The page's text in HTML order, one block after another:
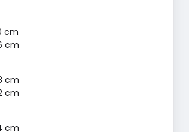
cm
cm
cm
cm
cm